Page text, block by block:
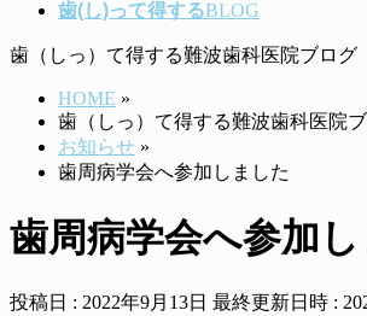
歯(し)って得するBLOG
歯（しっ）て得する難波歯科医院ブログ
HOME »
歯（しっ）て得する難波歯科医院
お知らせ »
歯周病学会へ参加しました
歯周病学会へ参加
投稿日 : 2022年9月13日 最終更新日時 :